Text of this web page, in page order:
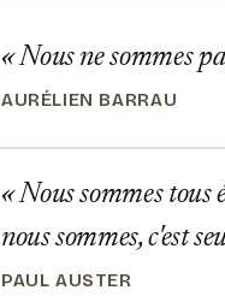
Nous ne sommes
AURÉLIEN BARRAU
Nous sommes tous
nous sommes, c'est
PAUL AUSTER